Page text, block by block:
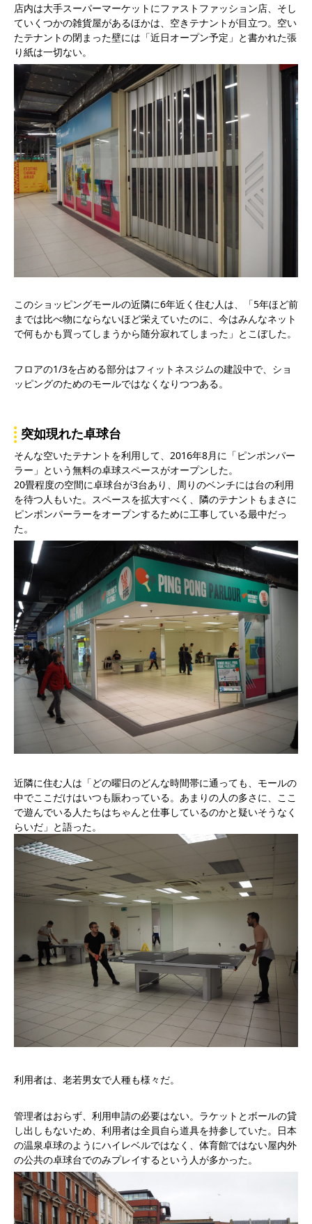
店内は大手スーパーマーケットにファストファッション店、そし
ていくつかの雑貨屋があるほかは、空きテナントが目立つ。空い
たテナントの閉まった壁には「近日オープン予定」と書かれた張
り紙は一切ない。
このショッピングモールの近隣に6年近く住む人は、「5年ほど前
までは比べ物にならないほど栄えていたのに、今はみんなネット
で何もかも買ってしまうから随分寂れてしまった」とこぼした。
フロアの1/3を占める部分はフィットネスジムの建設中で、ショ
ッピングのためのモールではなくなりつつある。
突如現れた卓球台
そんな空いたテナントを利用して、2016年8月に「ピンポンパー
ラー」という無料の卓球スペースがオープンした。
20畳程度の空間に卓球台が3台あり、周りのベンチには台の利用
を待つ人もいた。スペースを拡大すべく、隣のテナントもまさに
ピンポンパーラーをオープンするために工事している最中だっ
た。
近隣に住む人は「どの曜日のどんな時間帯に通っても、モールの
中でここだけはいつも賑わっている。あまりの人の多さに、ここ
で遊んでいる人たちはちゃんと仕事しているのかと疑いそうなく
らいだ」と語った。
利用者は、老若男女で人種も様々だ。
管理者はおらず、利用申請の必要はない。ラケットとボールの貸
し出しもないため、利用者は全員自ら道具を持参していた。日本
の温泉卓球のようにハイレベルではなく、体育館ではない屋内外
の公共の卓球台でのみプレイするという人が多かった。